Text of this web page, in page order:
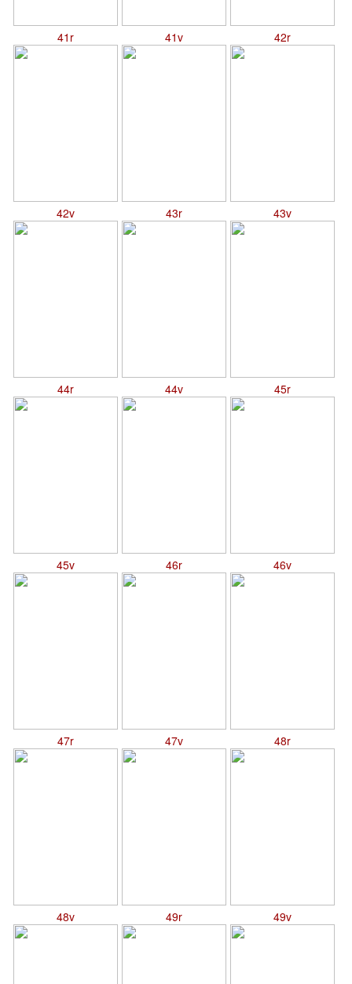
41r 41v 42r
42v 43r 43v
44r 44v 45r
45v 46r 46v
47r 47v 48r
48v 49r 49v